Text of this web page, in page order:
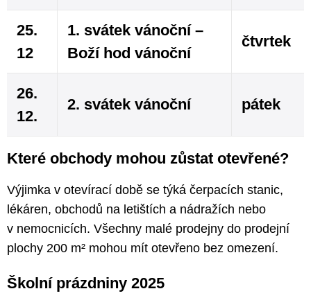
25.
12
1. svátek vánoční –
Boží hod vánoční
čtvrtek
26.
12.
2. svátek vánoční pátek
Které obchody mohou zůstat otevřené?
Výjimka v otevírací době se týká čerpacích stanic,
lékáren, obchodů na letištích a nádražích nebo
v nemocnicích. Všechny malé prodejny do prodejní
plochy 200 m² mohou mít otevřeno bez omezení.
Školní prázdniny 2025